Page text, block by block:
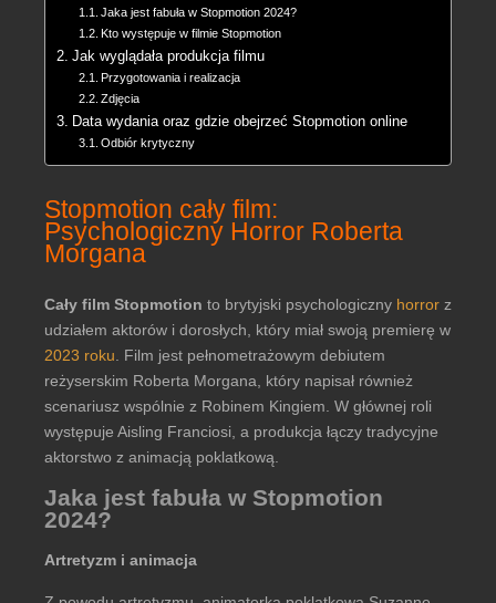
Jaka jest fabuła w Stopmotion 2024?
Kto występuje w filmie Stopmotion
Jak wyglądała produkcja filmu
Przygotowania i realizacja
Zdjęcia
Data wydania oraz gdzie obejrzeć Stopmotion online
Odbiór krytyczny
Stopmotion cały film:
Psychologiczny Horror Roberta
Morgana
Cały film Stopmotion to brytyjski psychologiczny horror z
udziałem aktorów i dorosłych, który miał swoją premierę w
2023 roku . Film jest pełnometrażowym debiutem
reżyserskim Roberta Morgana, który napisał również
scenariusz wspólnie z Robinem Kingiem. W głównej roli
występuje Aisling Franciosi, a produkcja łączy tradycyjne
aktorstwo z animacją poklatkową.
Jaka jest fabuła w Stopmotion
2024?
Artretyzm i animacja